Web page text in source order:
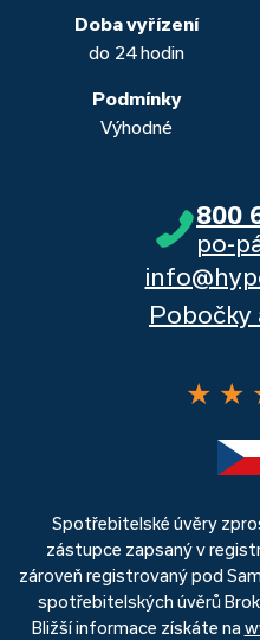
banka, Moneta a
Doba vyřízení
do 24 hodin
Podmínky
Výhodné
800
po-
Pobočky
★ ★
Spotřebitelské úvěry
zástupce zapsaný v
zároveň registrovaný pod
spotřebitelských úvěrů
Bližší informace získáte na